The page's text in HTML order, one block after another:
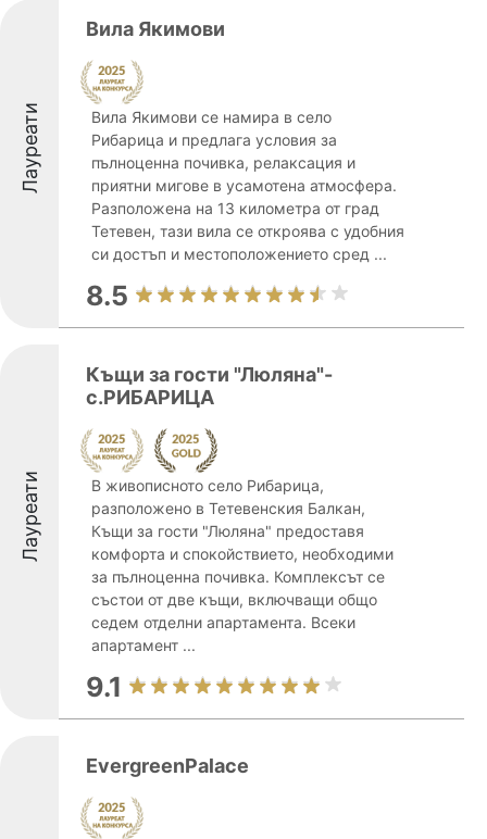
Лауреати
Вила Якимови
Вила Якимови се намира в село
Рибарица и предлага условия за
пълноценна почивка, релаксация и
приятни мигове в усамотена атмосфера.
Разположена на 13 километра от град
Тетевен, тази вила се откроява с удобния
си достъп и местоположението сред ...
8.5
Лауреати
Къщи за гости "Люляна"-
с.РИБАРИЦА
В живописното село Рибарица,
разположено в Тетевенския Балкан,
Къщи за гости "Люляна" предоставя
комфорта и спокойствието, необходими
за пълноценна почивка. Комплексът се
състои от две къщи, включващи общо
седем отделни апартамента. Всеки
апартамент ...
9.1
EvergreenPalace